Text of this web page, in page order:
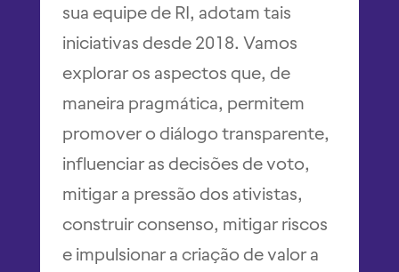
sua equipe de RI, adotam tais
iniciativas desde 2018. Vamos
explorar os aspectos que, de
maneira pragmática, permitem
promover o diálogo transparente,
influenciar as decisões de voto,
mitigar a pressão dos ativistas,
construir consenso, mitigar riscos
e impulsionar a criação de valor a